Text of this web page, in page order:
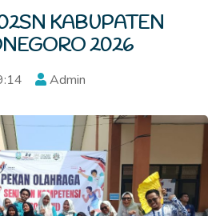
KABUPATEN
2026
Admin